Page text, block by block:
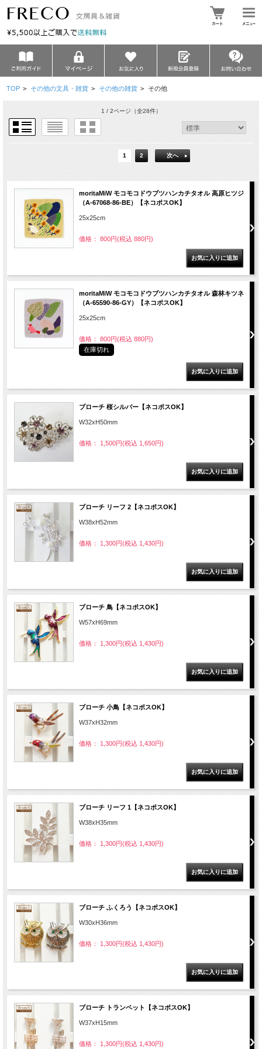
TOP > その他の文具・雑貨 > その他の雑貨 > その他
1 / 2ページ（全28件）
1 2 次へ
moritaMiW モコモコドウブツハンカチタオル 高原ヒツジ
（A-67068-86-BE）【ネコポスOK】
25x25cm
価格： 800円(税込 880円)
moritaMiW モコモコドウブツハンカチタオル 森林キツネ
（A-65590-86-GY）【ネコポスOK】
25x25cm
価格： 800円(税込 880円)
在庫切れ
ブローチ 桜シルバー【ネコポスOK】
W32xH50mm
価格： 1,500円(税込 1,650円)
ブローチ リーフ 2【ネコポスOK】
W38xH52mm
価格： 1,300円(税込 1,430円)
ブローチ 鳥【ネコポスOK】
W57xH69mm
価格： 1,300円(税込 1,430円)
ブローチ 小鳥【ネコポスOK】
W37xH32mm
価格： 1,300円(税込 1,430円)
ブローチ リーフ 1【ネコポスOK】
W38xH35mm
価格： 1,300円(税込 1,430円)
ブローチ ふくろう【ネコポスOK】
W30xH36mm
価格： 1,300円(税込 1,430円)
ブローチ トランペット【ネコポスOK】
W37xH15mm
価格： 1,300円(税込 1,430円)